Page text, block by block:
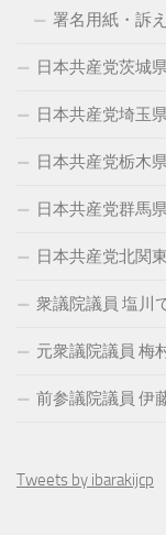
署名用紙・訴
日本共産党茨城
日本共産党埼玉
日本共産党栃木
日本共産党群馬
日本共産党北関
衆議院議員 塩川
元衆議院議員 梅
前参議院議員 伊
Tweets by ibarakijcp